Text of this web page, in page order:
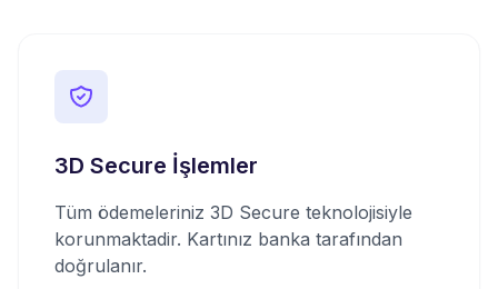
3D Secure İşlemler
Tüm ödemeleriniz 3D Secure teknolojisiyle
korunmaktadir. Kartınız banka tarafından
doğrulanır.